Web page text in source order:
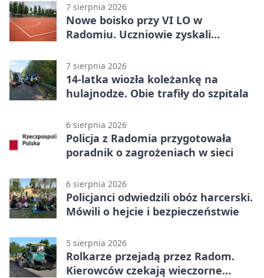
7 sierpnia 2026
Nowe boisko przy VI LO w
Radomiu. Uczniowie zyskali
7 sierpnia 2026
14-latka wiozła koleżankę na
hulajnodze. Obie trafiły do szpitala
6 sierpnia 2026
Policja z Radomia przygotowała
poradnik o zagrożeniach w sieci
6 sierpnia 2026
Policjanci odwiedzili obóz harcerski.
Mówili o hejcie i bezpieczeństwie
5 sierpnia 2026
Rolkarze przejadą przez Radom.
Kierowców czekają wieczorne